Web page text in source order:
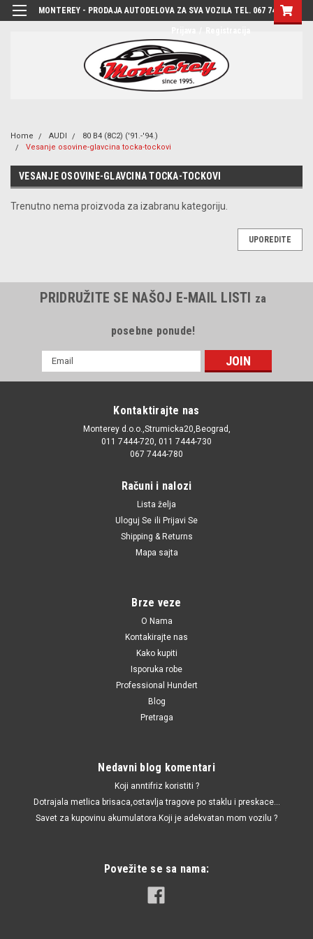
MONTEREY - PRODAJA AUTODELOVA ZA SVA VOZILA TEL. 067 7444-780
Home AUDI
80 B4 (8C2) ('91.-'94.)
Vesanje osovine-glavcina tocka-tockovi
VESANJE OSOVINE-GLAVCINA TOCKA-TOCKOVI
Trenutno nema proizvoda za izabranu kategoriju.
UPOREDITE
PRIDRUŽITE SE NAŠOJ E-MAIL LISTI za
posebne ponude!
mail
Kontaktirajte nas
Monterey d.o.o.,Strumicka20,Beograd,
011 7444-720, 011 7444-730
067 7444-780
Računi i nalozi
Lista želja
Uloguj Se ili Prijavi Se
Shipping & Returns
Mapa sajta
Brze veze
O Nama
Kontakirajte nas
Kako kupiti
Isporuka robe
Professional Hundert
Blog
Pretraga
Nedavni blog komentari
Koji anntifriz koristiti ?
Dotrajala metlica brisaca,ostavlja tragove po staklu i preskace...
Savet za kupovinu akumulatora.Koji je adekvatan mom vozilu ?
Povežite se sa nama: